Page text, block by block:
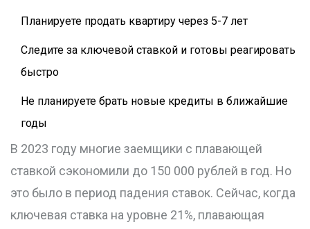
Планируете продать квартиру через 5-7 лет
Следите за ключевой ставкой и готовы реагировать
быстро
Не планируете брать новые кредиты в ближайшие
годы
В 2023 году многие заемщики с плавающей
ставкой сэкономили до 150 000 рублей в год. Но
это было в период падения ставок. Сейчас, когда
ключевая ставка на уровне 21%, плавающая